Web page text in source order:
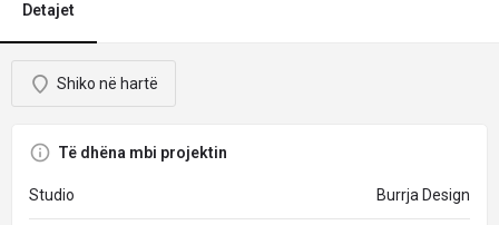
Detajet
Shiko në hartë
Të dhëna mbi projektin
Studio Burrja Design